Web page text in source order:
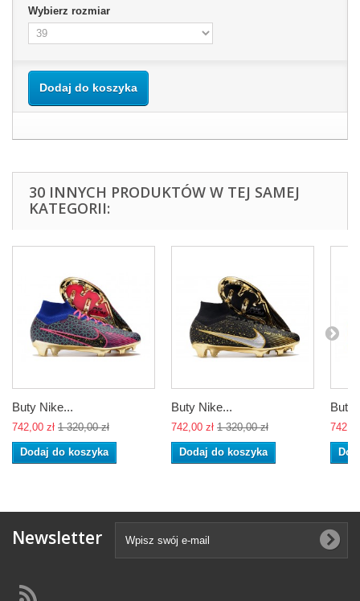
Wybierz rozmiar
Dodaj do koszyka
30 INNYCH PRODUKTÓW W TEJ SAMEJ
KATEGORII:
Buty Nike...
742,00 zł 1 320,00 zł
Dodaj do koszyka
Buty Nike...
742,00 zł 1 320,00 zł
Dodaj do koszyka
Buty
Newsletter